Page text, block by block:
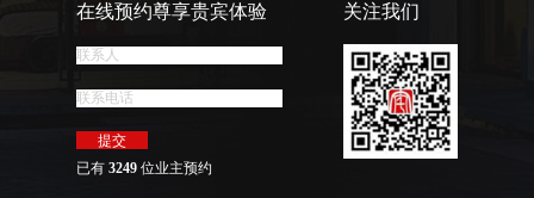
在线预约尊享贵宾体验
已有 3249 位业主预约
关注我们